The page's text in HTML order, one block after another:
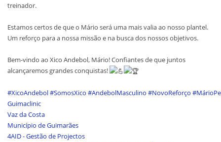
treinador.
Estamos certos de que o Mário será uma mais valia ao nosso plantel.
Um reforço para a nossa missão e na busca dos nossos objetivos.
Bem-vindo ao Xico Andebol, Mário! Confiantes de que juntos
alcançaremos grandes conquistas!
#XicoAndebol#SomosXico #AndebolMasculino #NovoReforço
Guimaclinic
Vaz da Costa
Município de Guimarães
4AID - Gestão de Projectos